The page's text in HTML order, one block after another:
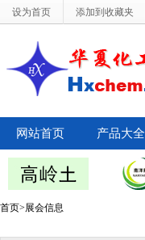
设为首页 添加到收藏夹
网站首页 产品大全
首页>展会信息